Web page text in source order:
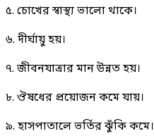
৫. চোখের স্বাস্থ্য ভালো থাকে।
৬. দীর্ঘায়ু হয়।
৭. জীবনযাত্রার মান উন্নত হয়।
৮. ঔষধের প্রয়োজন কমে যায়।
৯. হাসপাতালে ভর্তির ঝুঁকি কমে।